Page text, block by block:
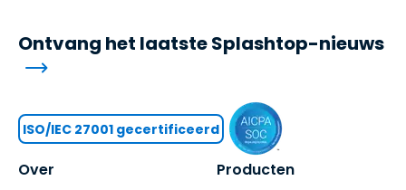
Over Producten
Ontvang het laatste Splashtop-nieuws
ISO/IEC 27001 gecertificeerd